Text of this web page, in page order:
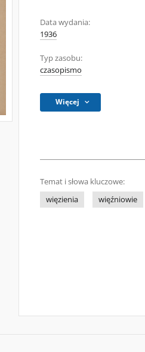
Data wydania:
1936
Typ zasobu:
czasopismo
Więcej
Temat i słowa kluczowe:
więzienia
więźniowie